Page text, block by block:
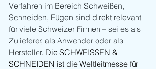
Verfahren im Bereich Schweißen,
Schneiden, Fügen sind direkt relevant
für viele Schweizer Firmen – sei es als
Zulieferer, als Anwender oder als
Hersteller. Die SCHWEISSEN &
SCHNEIDEN ist die Weltleitmesse für